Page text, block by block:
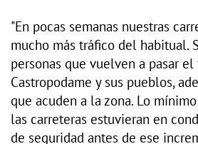
"En pocas semanas nuestras
mucho más tráfico del habitual.
personas que vuelven a pasar el
Castropodame y sus pueblos,
que acuden a la zona. Lo
las carreteras estuvieran en
de seguridad antes de ese